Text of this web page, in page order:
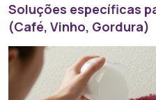
Soluções específicas
(Café, Vinho, Gordura)